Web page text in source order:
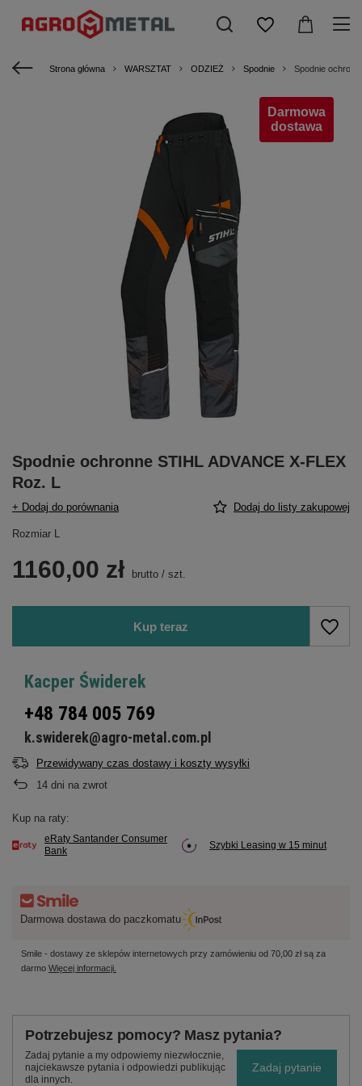
Strona główna WARSZTAT ODZIEŻ Spodnie Spodnie
Darmowa
dostawa
Spodnie ochronne STIHL ADVANCE X-FLEX
Roz. L
+ Dodaj do porównania Dodaj do listy zakupowej
Rozmiar L
1160,00 zł brutto / szt.
Kup teraz
Kacper Świderek
+48 784 005 769
k.swiderek@agro-metal.com.pl
Przewidywany czas dostawy i koszty wysyłki
14 dni na zwrot
Kup na raty:
eRaty Santander Consumer
Bank
Szybki Leasing w 15 minut
Darmowa dostawa do paczkomatu
Smile - dostawy ze sklepów internetowych przy zamówieniu od 70,00 złsą za
darmo Więcej informacji.
Potrzebujesz pomocy? Masz pytania?
Zadaj pytanie a my odpowiemy niezwłocznie,
najciekawsze pytania i odpowiedzi publikując
dla innych.
Zadaj pytanie